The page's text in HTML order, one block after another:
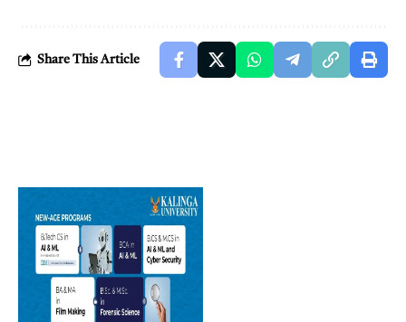
Share This Article